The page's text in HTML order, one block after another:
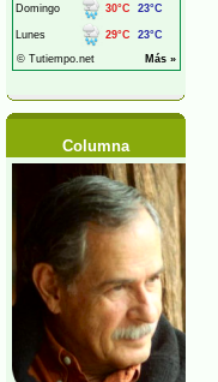
Columna